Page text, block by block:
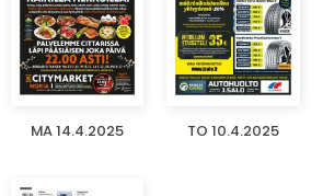
MA 14.4.2025 TO 10.4.2025